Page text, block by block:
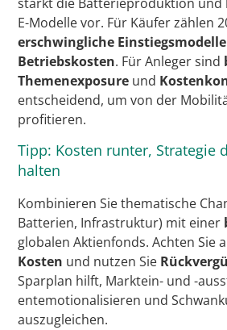
E-Modelle vor. Für Käufer zählen
erschwingliche Einstiegsmodelle
Betriebskosten. Für Anleger sind
Themenexposure und
entscheidend, um von der
profitieren.
Tipp: Kosten runter, Strategie
halten
Kombinieren Sie thematische
Batterien, Infrastruktur) mit einer
globalen Aktienfonds. Achten Sie
Kosten und nutzen Sie
Sparplan hilft, Marktein- und -
entemotionalisieren und
auszugleichen.